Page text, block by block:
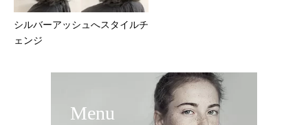
シルバーアッシュへスタイルチ
ェンジ
Menu